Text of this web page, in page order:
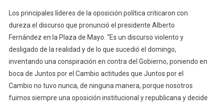
Los principales líderes de la oposición política criticaron con
dureza el discurso que pronunció el presidente Alberto
Fernández en la Plaza de Mayo. “Es un discurso violento y
desligado de la realidad y de lo que sucedió el domingo,
inventando una conspiración en contra del Gobierno, poniendo en
boca de Juntos por el Cambio actitudes que Juntos por el
Cambio no tuvo nunca, de ninguna manera, porque nosotros
fuimos siempre una oposición institucional y republicana y decide